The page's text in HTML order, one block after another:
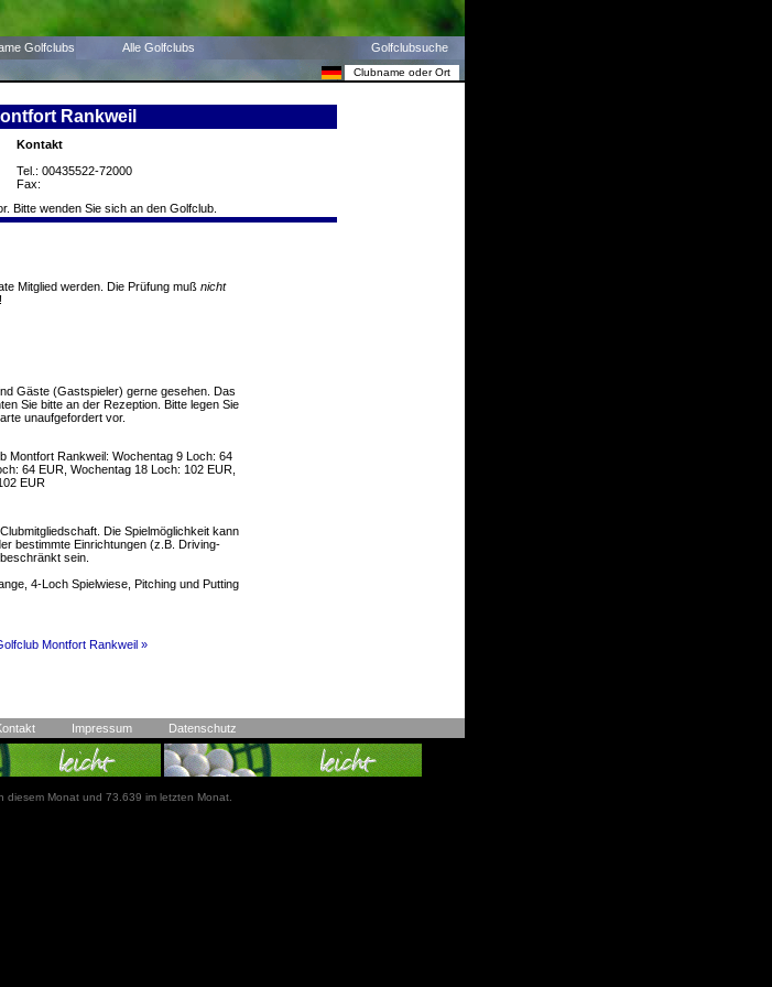
Golfclubsuche
Golfclubs Alle Golfclubs
Rankweil
Kontakt
Tel.: 00435522-72000
Fax:
Bitte wenden Sie sich an den Golfclub.
Mitglied werden. Die Prüfung muß nicht
Gäste (Gastspieler) gerne gesehen. Das
Sie bitte an der Rezeption. Bitte legen Sie
unaufgefordert vor.
Montfort Rankweil: Wochentag 9 Loch: 64
64 EUR, Wochentag 18 Loch: 102 EUR,
EUR
Die Spielmöglichkeit kann
bestimmte Einrichtungen (z.B. Driving-
sein.
4-Loch Spielwiese, Pitching und Putting
Montfort Rankweil »
Impressum Datenschutz
Monat und 73.639 im letzten Monat.